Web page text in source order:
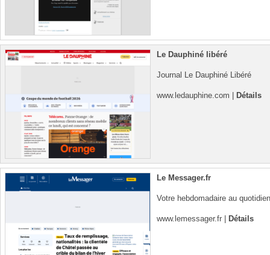
Le Dauphiné libéré
Journal Le Dauphiné Libéré
www.ledauphine.com Détails
Le Messager.fr
Votre hebdomadaire au
www.lemessager.fr Détails